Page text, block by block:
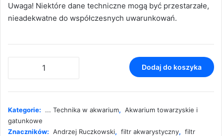
Uwaga! Niektóre dane techniczne mogą być przestarzałe,
nieadekwatne do współczesnych uwarunkowań.
Dodaj do koszyka
Kategorie: ... Technika w akwarium, Akwarium towarzyskie i
gatunkowe
Znaczników: Andrzej Ruczkowski, filtr akwarystyczny, filtr